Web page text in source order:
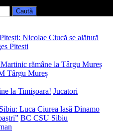
Nicolae Ciucă se alătură
Pitesti
rămâne la Târgu Mureș
Târgu Mureș
la Timișoara! Jucatori
Luca Ciurea lasă Dinamo
BC CSU Sibiu